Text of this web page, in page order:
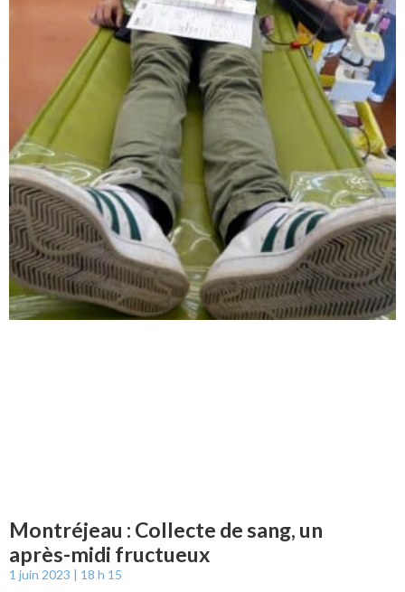
Montréjeau : Collecte de sang, un
après-midi fructueux
1 juin 2023 18 h 15